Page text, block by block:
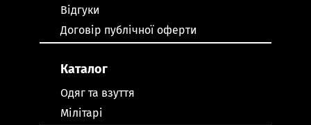
Відгуки
Договір публічної оферти
Каталог
Одяг та взуття
Мілітарі